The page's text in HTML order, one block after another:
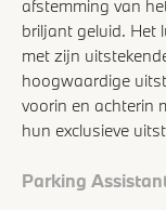
Parking
afstemming van
briljant geluid. Het
met zijn
hoogwaardige
voorin en achterin
hun exclusieve